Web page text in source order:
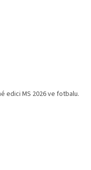
edici MS 2026 ve fotbalu.